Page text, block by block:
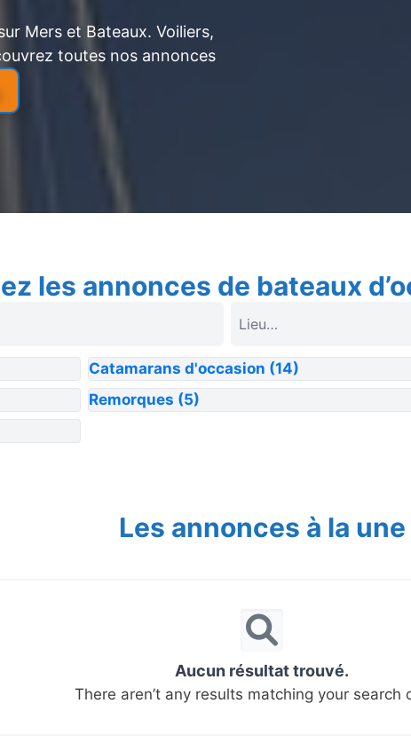
Mers et Bateaux. Voiliers,
toutes nos annonces
les annonces de bateaux
Catamarans d'occasion (14)
Remorques (5)
Les annonces à la une
Aucun résultat trouvé.
There aren’t any results matching your search